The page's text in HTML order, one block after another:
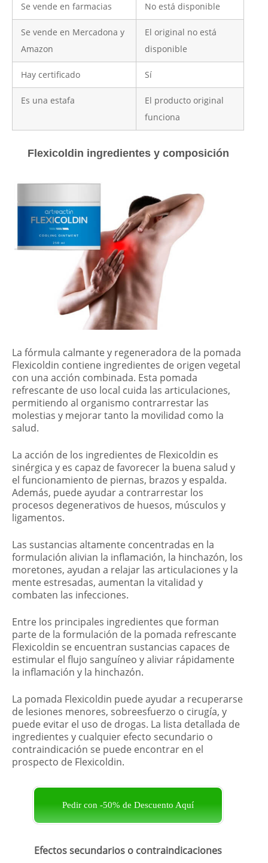
Se vende en farmacias No está disponible
Se vende en Mercadona y
Amazon
El original no está
disponible
Hay certificado Sí
Es una estafa
El producto original
funciona
Flexicoldin ingredientes y composición
La fórmula calmante y regeneradora de la pomada
Flexicoldin contiene ingredientes de origen vegetal
con una acción combinada. Esta pomada
refrescante de uso local cuida las articulaciones,
permitiendo al organismo contrarrestar las
molestias y mejorar tanto la movilidad como la
salud.
La acción de los ingredientes de Flexicoldin es
sinérgica y es capaz de favorecer la buena salud y
el funcionamiento de piernas, brazos y espalda.
Además, puede ayudar a contrarrestar los
procesos degenerativos de huesos, músculos y
ligamentos.
Las sustancias altamente concentradas en la
formulación alivian la inflamación, la hinchazón, los
moretones, ayudan a relajar las articulaciones y la
mente estresadas, aumentan la vitalidad y
combaten las infecciones.
Entre los principales ingredientes que forman
parte de la formulación de la pomada refrescante
Flexicoldin se encuentran sustancias capaces de
estimular el flujo sanguíneo y aliviar rápidamente
la inflamación y la hinchazón.
La pomada Flexicoldin puede ayudar a recuperarse
de lesiones menores, sobreesfuerzo o cirugía, y
puede evitar el uso de drogas. La lista detallada de
ingredientes y cualquier efecto secundario o
contraindicación se puede encontrar en el
prospecto de Flexicoldin.
Pedir con -50% de Descuento Aquí
Efectos secundarios o contraindicaciones